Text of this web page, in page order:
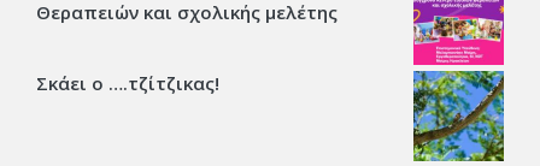
Θεραπειών και σχολικής μελέτης
Σκάει ο ….τζίτζικας!